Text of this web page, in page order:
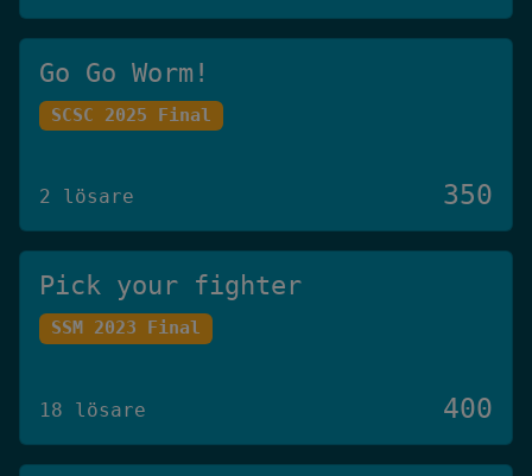
Go Go Worm!
SCSC 2025 Final
2 lösare 350
Pick your fighter
SSM 2023 Final
18 lösare 400